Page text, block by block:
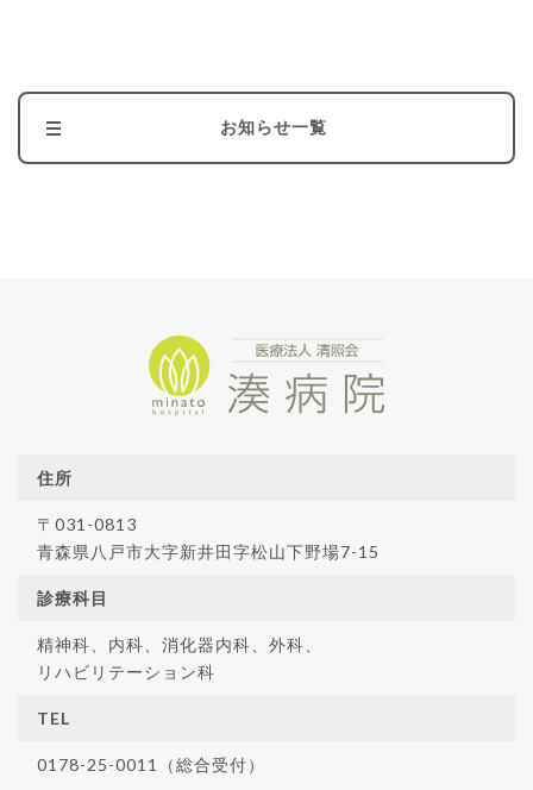
お知らせ一覧
住所
〒031-0813
青森県八戸市大字新井田字松山下野場7-15
診療科目
精神科、内科、消化器内科、外科、
リハビリテーション科
TEL
0178-25-0011（総合受付）